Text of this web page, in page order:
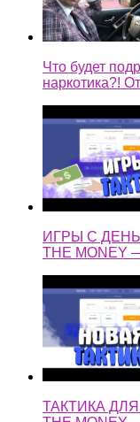
Что будет
наркотика?!
ИГРЫ С
THE MONEY
ТАКТИКА